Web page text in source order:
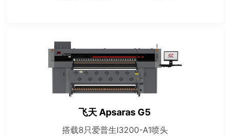
飞天 Apsaras G5
搭载8只爱普生I3200-A1喷头